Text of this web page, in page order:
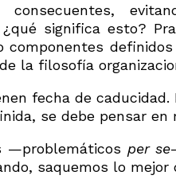
significa esto?
componentes
la filosofía
fecha de
se debe pensar
—problemáticos per se
saquemos lo